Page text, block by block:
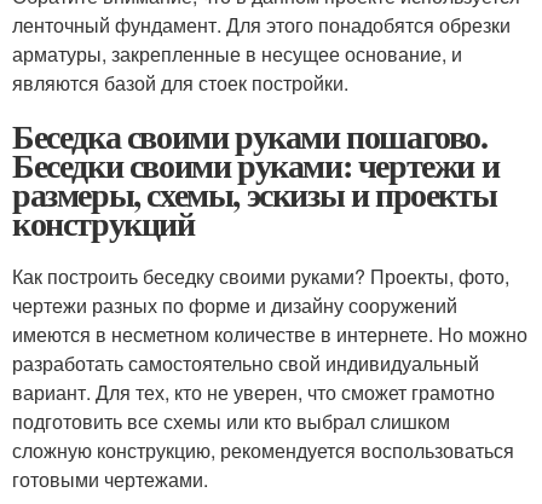
ленточный фундамент. Для этого понадобятся обрезки
арматуры, закрепленные в несущее основание, и
являются базой для стоек постройки.
Беседка своими руками пошагово.
Беседки своими руками: чертежи и
размеры, схемы, эскизы и проекты
конструкций
Как построить беседку своими руками? Проекты, фото,
чертежи разных по форме и дизайну сооружений
имеются в несметном количестве в интернете. Но можно
разработать самостоятельно свой индивидуальный
вариант. Для тех, кто не уверен, что сможет грамотно
подготовить все схемы или кто выбрал слишком
сложную конструкцию, рекомендуется воспользоваться
готовыми чертежами.